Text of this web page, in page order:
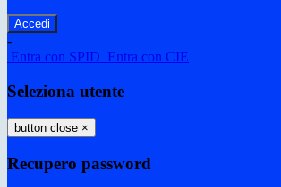
-
Entra con SPID Entra con CIE
Seleziona utente
button close ×
Recupero password